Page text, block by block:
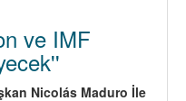
ve IMF
Nicolás Maduro İle